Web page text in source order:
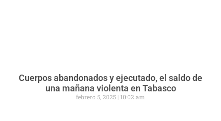
Cuerpos abandonados y ejecutado, el saldo de
una mañana violenta en Tabasco
febrero 5, 2025 10:02 am